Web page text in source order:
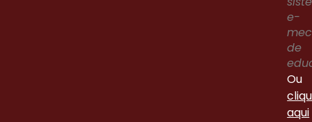
e-
mec
de
Ou
aqui